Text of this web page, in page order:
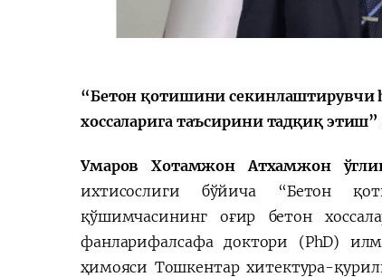
ташрифлари
Қарор ва ижро
“Бетон қотишини секинлаштирувчи
хоссаларига таъсирини тадқиқ этиш”
Умаров Хотамжон Aтхамжон
ихтисослиги бўйича “Бетон
қўшимчасининг оғир бетон
фанларифалсафа доктори (PhD)
ҳимояси Тошкентар хитектура-